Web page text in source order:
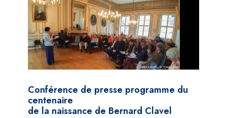
Conférence de presse programme du
centenaire
de la naissance de Bernard Clavel